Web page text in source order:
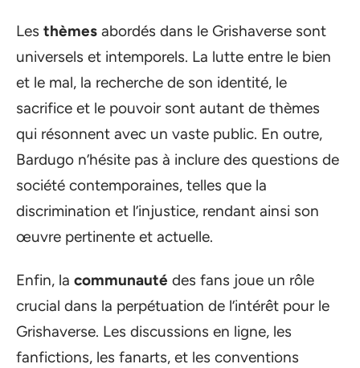
Les thèmes abordés dans le Grishaverse sont
universels et intemporels. La lutte entre le bien
et le mal, la recherche de son identité, le
sacrifice et le pouvoir sont autant de thèmes
qui résonnent avec un vaste public. En outre,
Bardugo n’hésite pas à inclure des questions de
société contemporaines, telles que la
discrimination et l’injustice, rendant ainsi son
œuvre pertinente et actuelle.
Enfin, la communauté des fans joue un rôle
crucial dans la perpétuation de l’intérêt pour le
Grishaverse. Les discussions en ligne, les
fanfictions, les fanarts, et les conventions